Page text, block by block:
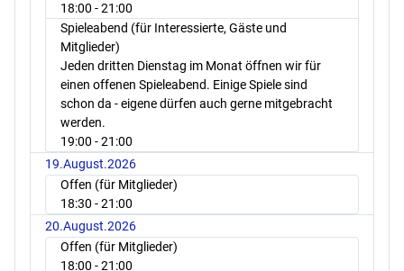
18:00 - 21:00
Spieleabend (für Interessierte, Gäste und
Mitglieder)
Jeden dritten Dienstag im Monat öffnen wir für
einen offenen Spieleabend. Einige Spiele sind
schon da - eigene dürfen auch gerne mitgebracht
werden.
19:00 - 21:00
19.August.2026
Offen (für Mitglieder)
18:30 - 21:00
20.August.2026
Offen (für Mitglieder)
18:00 - 21:00